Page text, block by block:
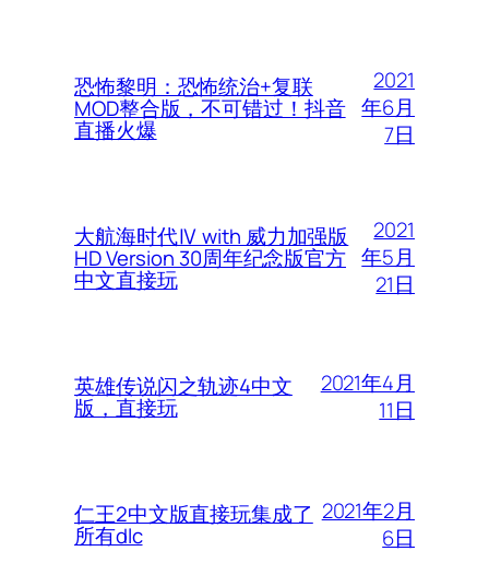
恐怖黎明：恐怖统治+复联
MOD整合版，不可错过！抖音
直播火爆
2021
年6月
7日
大航海时代Ⅳ with 威力加强版
HD Version 30周年纪念版官方
中文直接玩
2021
年5月
21日
英雄传说闪之轨迹4中文
版，直接玩
2021年4月
11日
仁王2中文版直接玩集成了
所有dlc
2021年2月
6日